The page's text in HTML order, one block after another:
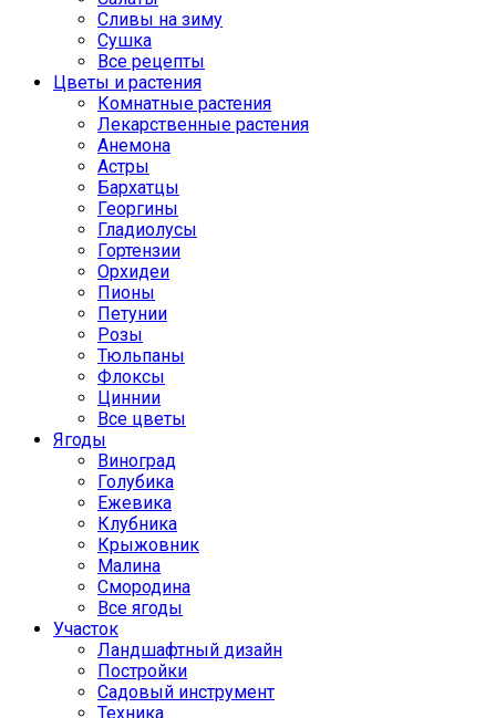
Сливы на зиму
Сушка
Все рецепты
Цветы и растения
Комнатные растения
Лекарственные растения
Анемона
Астры
Бархатцы
Георгины
Гладиолусы
Гортензии
Орхидеи
Пионы
Петунии
Розы
Тюльпаны
Флоксы
Циннии
Все цветы
Ягоды
Виноград
Голубика
Ежевика
Клубника
Крыжовник
Малина
Смородина
Все ягоды
Участок
Ландшафтный дизайн
Постройки
Садовый инструмент
Техника